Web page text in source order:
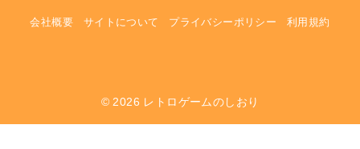
会社概要 サイトについて プライバシーポリシー 利用規約
© 2026 レトロゲームのしおり